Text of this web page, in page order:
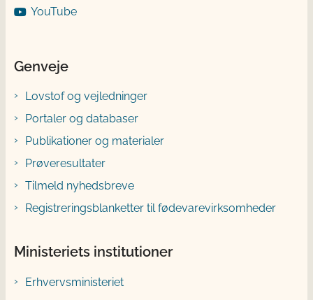
YouTube
Genveje
Lovstof og vejledninger
Portaler og databaser
Publikationer og materialer
Prøveresultater
Tilmeld nyhedsbreve
Registreringsblanketter til fødevarevirksomheder
Ministeriets institutioner
Erhvervsministeriet